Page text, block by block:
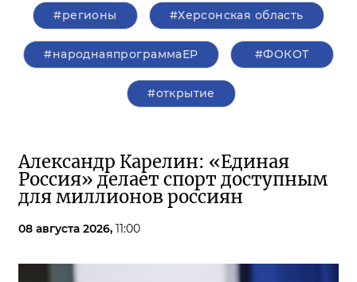
#регионы #Херсонская область
#народнаяпрограммаЕР #ФОКОТ
#открытие
Александр Карелин: «Единая
Россия» делает спорт доступным
для миллионов россиян
08 августа 2026, 11:00